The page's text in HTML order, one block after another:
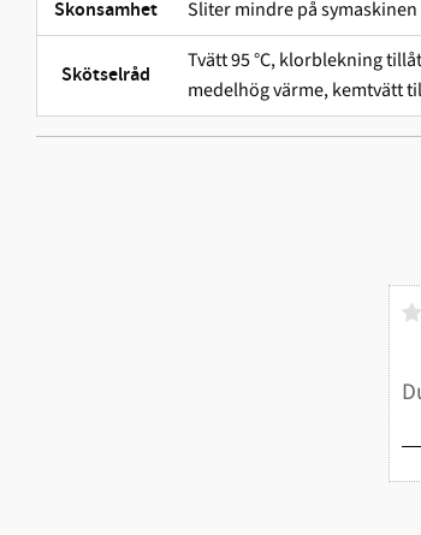
Skonsamhet Sliter mindre på
Skötselråd
Tvätt 95 °C, klorblekning
medelhög värme, kemtvätt